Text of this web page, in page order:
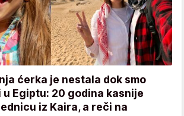
ćerka je nestala dok smo
Egiptu: 20 godina kasnije
iz Kaira, a reči na